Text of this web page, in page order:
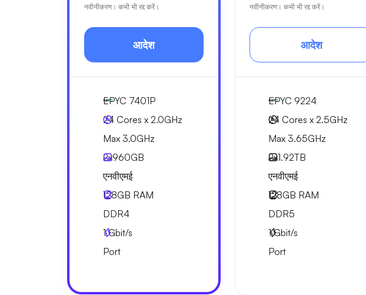
नवीनीकरण। कभी भी रद्द करें।
आदेश
EPYC 7401P
24 Cores x 2.0GHz
Max 3.0GHz
2x960GB
एनवीएमई
128GB RAM
DDR4
1Gbit/s
Port
नवीनीकरण। कभी भी रद्द करें।
आदेश
EPYC 9224
24 Cores x 2.5GHz
Max 3.65GHz
2x1.92TB
एनवीएमई
128GB RAM
DDR5
1Gbit/s
Port